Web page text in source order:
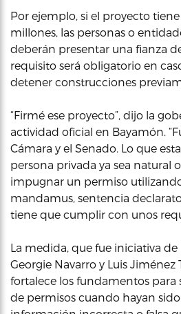
Por ejemplo, si el proyecto
millones, las personas o
deberán presentar una fianza
requisito será obligatorio en
detener construcciones
“Firmé ese proyecto”, dijo la
actividad oficial en Bayamón.
Cámara y el Senado. Lo que
persona privada ya sea natural
impugnar un permiso utilizando
mandamus, sentencia
tiene que cumplir con unos
La medida, que fue iniciativa
Georgie Navarro y Luis Jiménez
fortalece los fundamentos para
de permisos cuando hayan